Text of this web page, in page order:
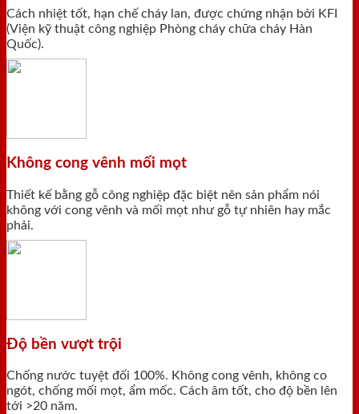
Cách nhiệt tốt, hạn chế cháy lan, được chứng nhận bởi KFI
(Viện kỹ thuật công nghiệp Phòng cháy chữa cháy Hàn
Quốc).
Không cong vênh mối mọt
Thiết kế bằng gỗ công nghiệp đặc biệt nên sản phẩm nói
không với cong vênh và mối mọt như gỗ tự nhiên hay mắc
phải.
Độ bền vượt trội
Chống nước tuyệt đối 100%. Không cong vênh, không co
ngót, chống mối mọt, ẩm mốc. Cách âm tốt, cho độ bền lên
tới >20 năm.